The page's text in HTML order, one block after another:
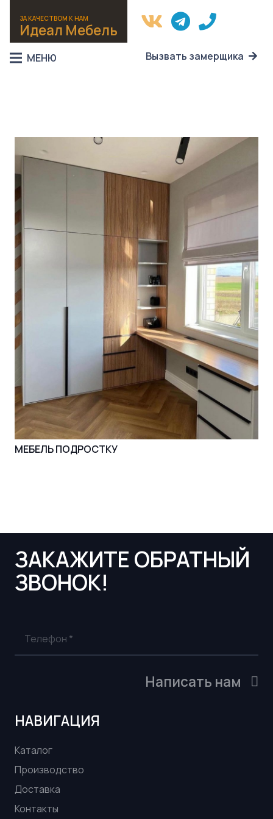
ЗА КАЧЕСТВОМ К НАМ
Идеал Мебель
МЕНЮ Вызвать замерщика
МЕБЕЛЬ ПОДРОСТКУ
ЗАКАЖИТЕ ОБРАТНЫЙ
ЗВОНОК!
Написать нам
НАВИГАЦИЯ
Каталог
Производство
Доставка
Контакты